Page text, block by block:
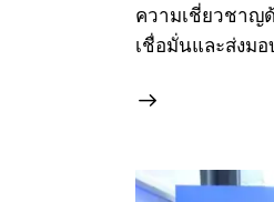
ความเชี่ยวชาญ
เชื่อมั่นและส่งม